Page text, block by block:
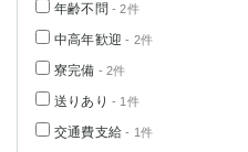
年齢不問 - 2件
中高年歓迎 - 2件
寮完備 - 2件
送りあり - 1件
交通費支給 - 1件